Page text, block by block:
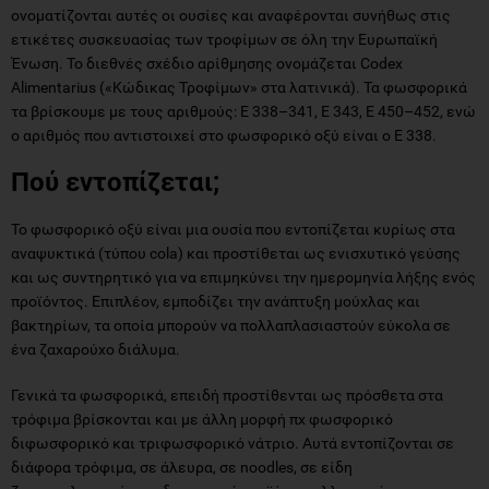
ονοματίζονται αυτές οι ουσίες και αναφέρονται συνήθως στις
ετικέτες συσκευασίας των τροφίμων σε όλη την Ευρωπαϊκή
Ένωση. Το διεθνές σχέδιο αρίθμησης ονομάζεται Codex
Alimentarius («Κώδικας Τροφίμων» στα λατινικά). Τα φωσφορικά
τα βρίσκουμε με τους αριθμούς: E 338–341, E 343, E 450–452, ενώ
ο αριθμός που αντιστοιχεί στο φωσφορικό οξύ είναι ο Ε 338.
Πού εντοπίζεται;
Το φωσφορικό οξύ είναι μια ουσία που εντοπίζεται κυρίως στα
αναψυκτικά (τύπου cola) και προστίθεται ως ενισχυτικό γεύσης
και ως συντηρητικό για να επιμηκύνει την ημερομηνία λήξης ενός
προϊόντος. Επιπλέον, εμποδίζει την ανάπτυξη μούχλας και
βακτηρίων, τα οποία μπορούν να πολλαπλασιαστούν εύκολα σε
ένα ζαχαρούχο διάλυμα.
Γενικά τα φωσφορικά, επειδή προστίθενται ως πρόσθετα στα
τρόφιμα βρίσκονται και με άλλη μορφή πχ φωσφορικό
διφωσφορικό και τριφωσφορικό νάτριο. Αυτά εντοπίζονται σε
διάφορα τρόφιμα, σε άλευρα, σε noodles, σε είδη